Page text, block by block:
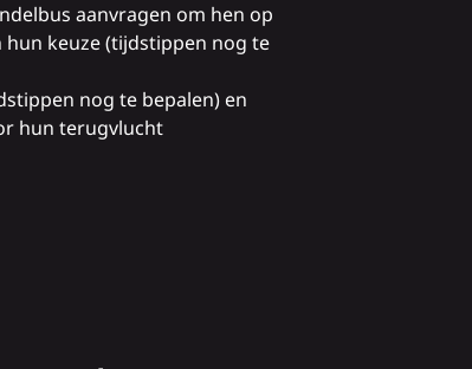
aanvragen om hen op
keuze (tijdstippen nog te
nog te bepalen) en
hun terugvlucht